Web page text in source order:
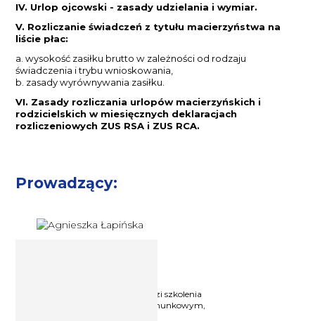
IV. Urlop ojcowski - zasady udzielania i wymiar.
V. Rozliczanie świadczeń z tytułu macierzyństwa na
liście płac:
a. wysokość zasiłku brutto w zależności od rodzaju
świadczenia i trybu wnioskowania,
b. zasady wyrównywania zasiłku.
VI. Zasady rozliczania urlopów macierzyńskich i
rodzicielskich w miesięcznych deklaracjach
rozliczeniowych ZUS RSA i ZUS RCA.
Prowadzący:
- od ponad 10 lat prowadzi szkolenia
i doradza firmom oraz biurom rachunkowym,